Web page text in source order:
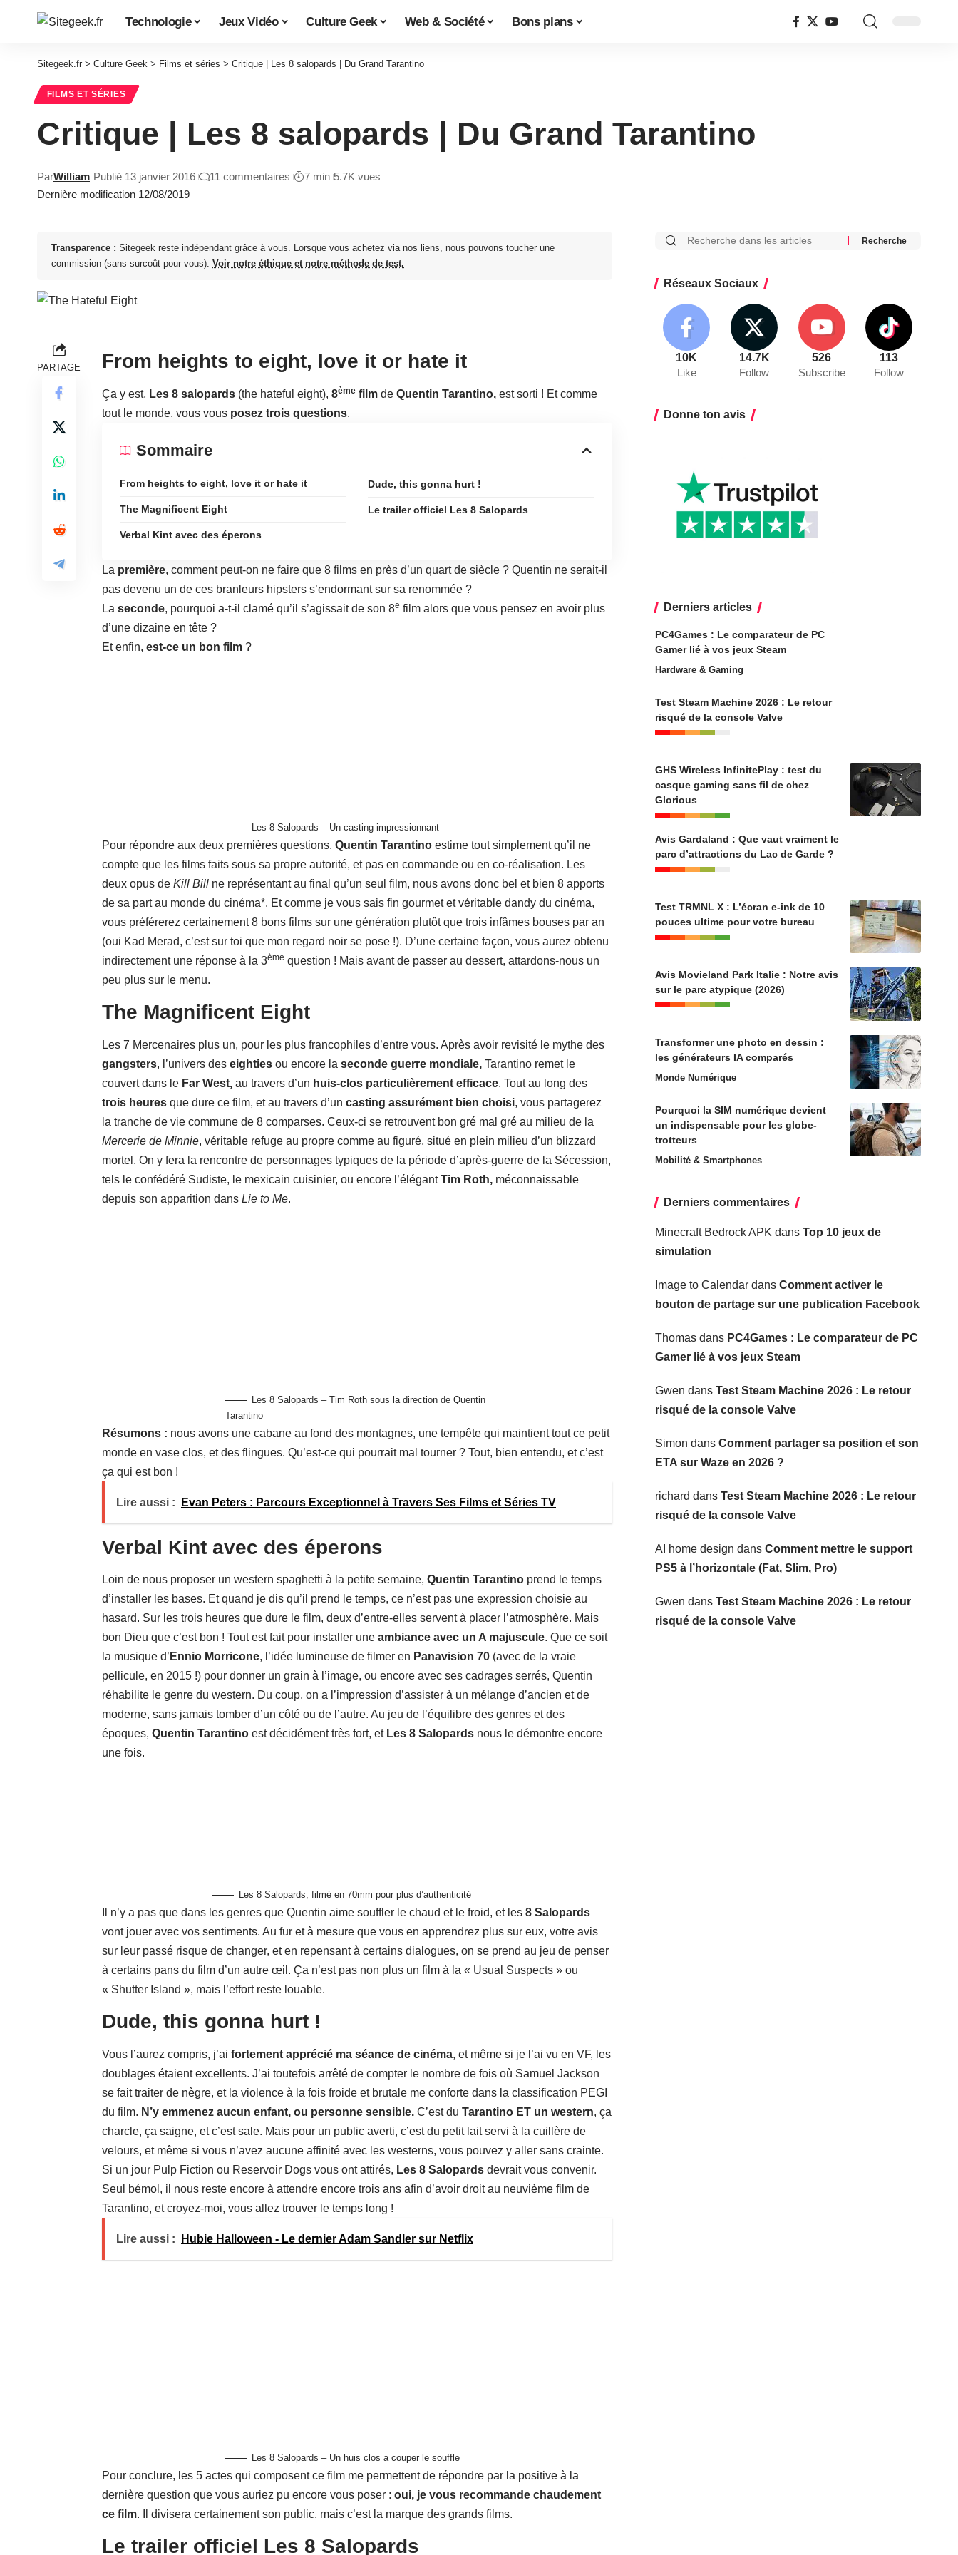
Technologie Jeux Vidéo Culture Geek Web & Société Bons plans
Sitegeek.fr > Culture Geek > Films et séries > Critique | Les 8 salopards | Du Grand Tarantino
FILMS ET SÉRIES
Critique | Les 8 salopards | Du Grand Tarantino
Dernière modification 12/08/2019
ParWilliam Publié 13 janvier 2016 11 commentaires 7 min 5.7K vues
Transparence : Sitegeek reste indépendant grâce à vous. Lorsque vous achetez via nos liens, nous pouvons toucher une
commission (sans surcoût pour vous). Voir notre éthique et notre méthode de test.
PARTAGE From heights to eight, love it or hate it
Ça y est, Les 8 salopards (the hateful eight), 8ème film de Quentin Tarantino, est sorti ! Et comme
tout le monde, vous vous posez trois questions.
Sommaire
From heights to eight, love it or hate it
The Magnificent Eight
Verbal Kint avec des éperons
Dude, this gonna hurt !
Le trailer officiel Les 8 Salopards
La première, comment peut-on ne faire que 8 films en près d’un quart de siècle ? Quentin ne serait-il
pas devenu un de ces branleurs hipsters s’endormant sur sa renommée ?
La seconde, pourquoi a-t-il clamé qu’il s’agissait de son 8e film alors que vous pensez en avoir plus
d’une dizaine en tête ?
Et enfin, est-ce un bon film ?
Les 8 Salopards – Un casting impressionnant
Pour répondre aux deux premières questions, Quentin Tarantino estime tout simplement qu’il ne
compte que les films faits sous sa propre autorité, et pas en commande ou en co-réalisation. Les
deux opus de Kill Bill ne représentant au final qu’un seul film, nous avons donc bel et bien 8 apports
de sa part au monde du cinéma*. Et comme je vous sais fin gourmet et véritable dandy du cinéma,
vous préférerez certainement 8 bons films sur une génération plutôt que trois infâmes bouses par an
(oui Kad Merad, c’est sur toi que mon regard noir se pose !). D’une certaine façon, vous aurez obtenu
indirectement une réponse à la 3ème question ! Mais avant de passer au dessert, attardons-nous un
peu plus sur le menu.
The Magnificent Eight
Les 7 Mercenaires plus un, pour les plus francophiles d’entre vous. Après avoir revisité le mythe des
gangsters, l’univers des eighties ou encore la seconde guerre mondiale, Tarantino remet le
couvert dans le Far West, au travers d’un huis-clos particulièrement efficace. Tout au long des
trois heures que dure ce film, et au travers d’un casting assurément bien choisi, vous partagerez
la tranche de vie commune de 8 comparses. Ceux-ci se retrouvent bon gré mal gré au milieu de la
Mercerie de Minnie, véritable refuge au propre comme au figuré, situé en plein milieu d’un blizzard
mortel. On y fera la rencontre de personnages typiques de la période d’après-guerre de la Sécession,
tels le confédéré Sudiste, le mexicain cuisinier, ou encore l’élégantTim Roth, méconnaissable
depuis son apparition dans Lie to Me.
Les 8 Salopards – Tim Roth sous la direction de Quentin
Tarantino
Résumons : nous avons une cabane au fond des montagnes, une tempête qui maintient tout ce petit
monde en vase clos, et des flingues. Qu’est-ce qui pourrait mal tourner ? Tout, bien entendu, et c’est
ça qui est bon !
Lire aussi : Evan Peters : Parcours Exceptionnel à Travers Ses Films et Séries TV
Verbal Kint avec des éperons
Loin de nous proposer un western spaghetti à la petite semaine, Quentin Tarantino prend le temps
d’installer les bases. Et quand je dis qu’il prend le temps, ce n’est pas une expression choisie au
hasard. Sur les trois heures que dure le film, deux d’entre-elles servent à placer l’atmosphère. Mais
bon Dieu que c’est bon ! Tout est fait pour installer une ambiance avec un A majuscule. Que ce soit
la musique d’ Ennio Morricone, l’idée lumineuse de filmer en Panavision 70 (avec de la vraie
pellicule, en 2015 !) pour donner un grain à l’image, ou encore avec ses cadrages serrés, Quentin
réhabilite le genre du western. Du coup, on a l’impression d’assister à un mélange d’ancien et de
moderne, sans jamais tomber d’un côté ou de l’autre. Au jeu de l’équilibre des genres et des
époques, Quentin Tarantino est décidément très fort, et Les 8 Salopards nous le démontre encore
une fois.
Les 8 Salopards, filmé en 70mm pour plus d’authenticité
Il n’y a pas que dans les genres que Quentin aime souffler le chaud et le froid, et les 8 Salopards
vont jouer avec vos sentiments. Au fur et à mesure que vous en apprendrez plus sur eux, votre avis
sur leur passé risque de changer, et en repensant à certains dialogues, on se prend au jeu de penser
à certains pans du film d’un autre œil. Ça n’est pas non plus un film à la « Usual Suspects » ou
« Shutter Island », mais l’effort reste louable.
Dude, this gonna hurt !
Vous l’aurez compris, j’ai fortement apprécié ma séance de cinéma, et même si je l’ai vu en VF, les
doublages étaient excellents. J’ai toutefois arrêté de compter le nombre de fois où Samuel Jackson
se fait traiter de nègre, et la violence à la fois froide et brutale me conforte dans la classification PEGI
du film. N’y emmenez aucun enfant, ou personne sensible. C’est du Tarantino ET un western, ça
charcle, ça saigne, et c’est sale. Mais pour un public averti, c’est du petit lait servi à la cuillère de
velours, et même si vous n’avez aucune affinité avec les westerns, vous pouvez y aller sans crainte.
Si un jour Pulp Fiction ou Reservoir Dogs vous ont attirés, Les 8 Salopards devrait vous convenir.
Seul bémol, il nous reste encore à attendre encore trois ans afin d’avoir droit au neuvième film de
Tarantino, et croyez-moi, vous allez trouver le temps long !
Lire aussi : Hubie Halloween - Le dernier Adam Sandler sur Netflix
Les 8 Salopards – Un huis clos a couper le souffle
Pour conclure, les 5 actes qui composent ce film me permettent de répondre par la positive à la
dernière question que vous auriez pu encore vous poser : oui, je vous recommande chaudement
ce film. Il divisera certainement son public, mais c’est la marque des grands films.
Le trailer officiel Les 8 Salopards
Réseaux Sociaux
10K
Like
14.7K
Follow
526
Subscribe
113
Follow
Donne ton avis
Derniers articles
PC4Games : Le comparateur de PC
Gamer lié à vos jeux Steam
Hardware & Gaming
Test Steam Machine 2026 : Le retour
risqué de la console Valve
GHS Wireless InfinitePlay : test du
casque gaming sans fil de chez
Glorious
Avis Gardaland : Que vaut vraiment le
parc d’attractions du Lac de Garde ?
Test TRMNL X : L’écran e-ink de 10
pouces ultime pour votre bureau
Avis Movieland Park Italie : Notre avis
sur le parc atypique (2026)
Transformer une photo en dessin :
les générateurs IA comparés
Monde Numérique
Pourquoi la SIM numérique devient
un indispensable pour les globe-
trotteurs
Mobilité & Smartphones
Derniers commentaires
Minecraft Bedrock APK dans Top 10 jeux de
simulation
Image to Calendardans Comment activer le
bouton de partage sur une publication Facebook
Thomasdans PC4Games : Le comparateur de PC
Gamer lié à vos jeux Steam
Gwen dans Test Steam Machine 2026 : Le retour
risqué de la console Valve
Simon dans Comment partager sa position et son
ETA sur Waze en 2026 ?
richard dans Test Steam Machine 2026 : Le retour
risqué de la console Valve
AI home design dans Comment mettre le support
PS5 à l’horizontale (Fat, Slim, Pro)
Gwen dans Test Steam Machine 2026 : Le retour
risqué de la console Valve